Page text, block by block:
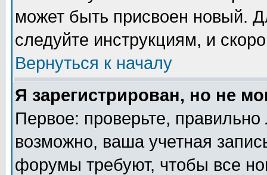
может быть присвоен новый.
следуйте инструкциям, и
Вернуться к началу
Я зарегистрирован, но не
Первое: проверьте,
возможно, ваша учетная
форумы требуют, чтобы все